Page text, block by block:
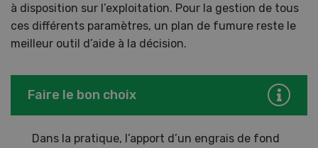
à disposition sur l’exploitation. Pour la gestion de tous
ces différents paramètres, un plan de fumure reste le
meilleur outil d’aide à la décision.
Faire le bon choix
Dans la pratique, l’apport d’un engrais de fond